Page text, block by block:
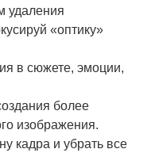
удаления
«оптику»
в сюжете, эмоции,
более
изображения.
кадра и убрать все